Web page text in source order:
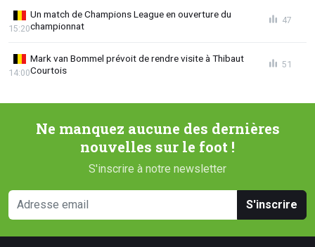
Un match de Champions League en ouverture du
championnat
15:20
47
Mark van Bommel prévoit de rendre visite à Thibaut
Courtois
14:00
51
Ne manquez aucune des dernières
nouvelles sur le foot !
S'inscrire à notre newsletter
S'inscrire